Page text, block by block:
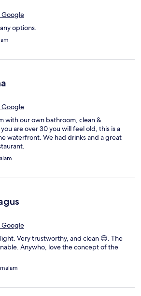
Google
options.
Google
with our own bathroom, clean &
are over 30 you will feel old, this is a
waterfront. We had drinks and a great
Google
Very trustworthy, and clean 😊. The
Anywho, love the concept of the